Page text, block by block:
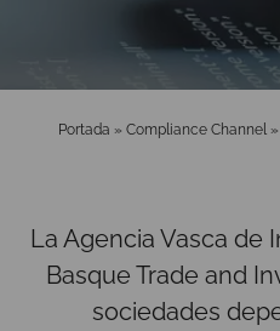
Portada » Compliance Channel »
La Agencia Vasca de
Basque Trade and
sociedades